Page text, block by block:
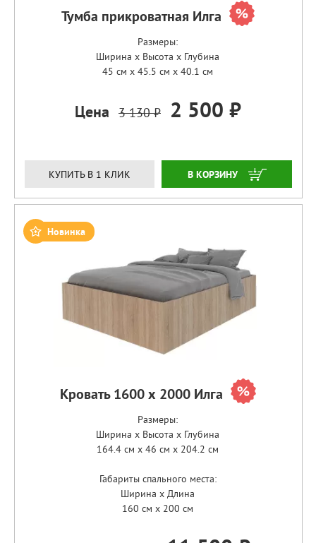
Тумба прикроватная Илга
Размеры:
Ширина x Высота x Глубина
45 см x 45.5 см x 40.1 см
Цена 3 130 ₽ 2 500 ₽
КУПИТЬ В 1 КЛИК ЗАКАЗАТЬ
Новинка
Кровать 1600 х 2000 Илга
Размеры:
Ширина x Высота x Глубина
164.4 см x 46 см x 204.2 см
Габариты спального места:
Ширина x Длина
160 см x 200 см